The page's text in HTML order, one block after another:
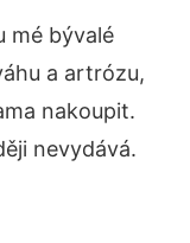
mé bývalé
a artrózu,
nakoupit.
nevydává.